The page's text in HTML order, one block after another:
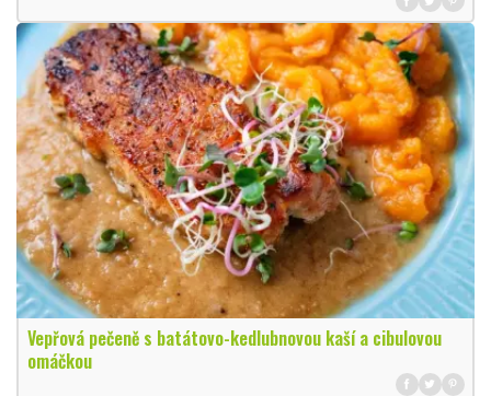
Vepřová pečeně s batátovo-kedlubnovou kaší a cibulovou
omáčkou